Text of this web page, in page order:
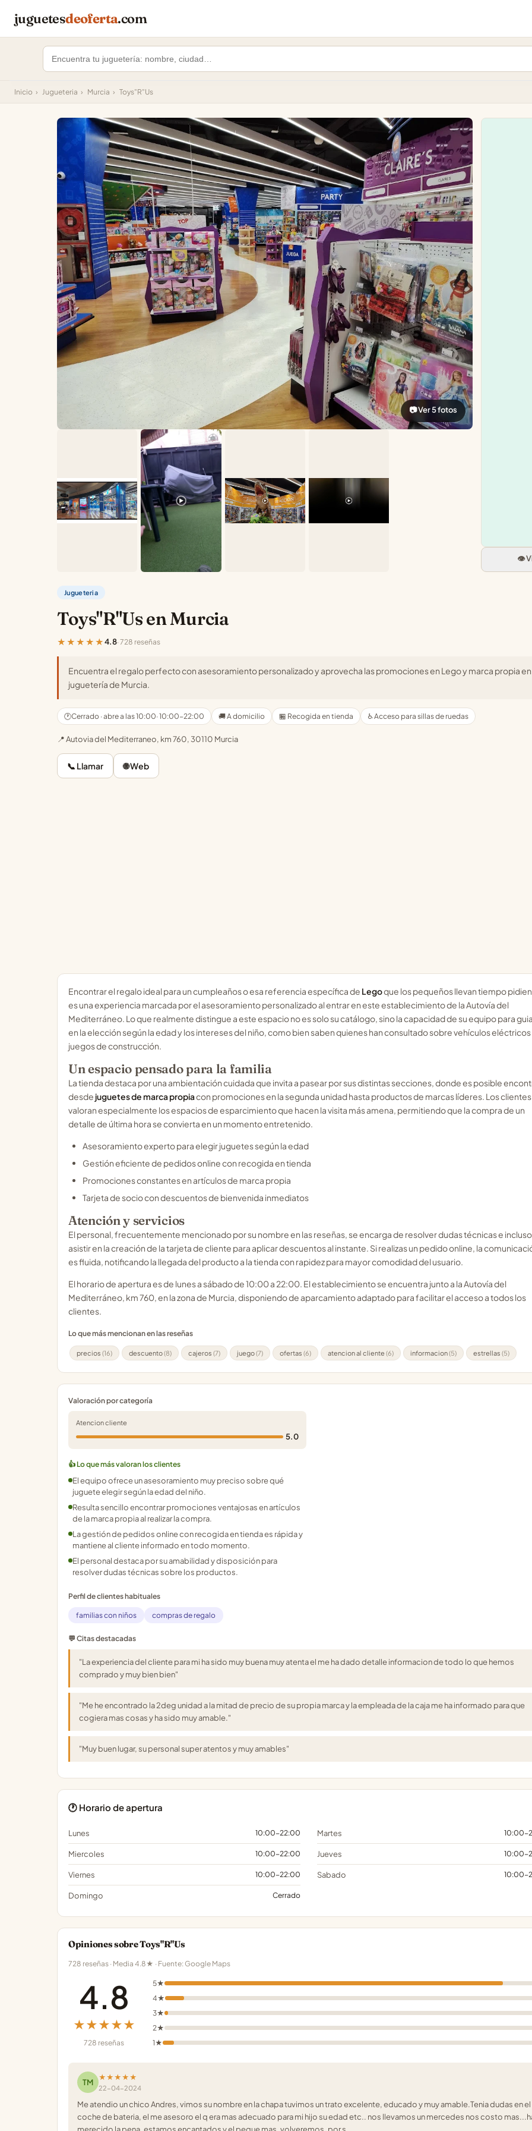
juguetesdeoferta.com
Inicio › Jugueteria › Murcia › Toys"R"Us
📷 Ver 5 fotos
👁️
Jugueteria
Toys"R"Us en Murcia
★★★★★4.8· 728 reseñas
Encuentra el regalo perfecto con asesoramiento personalizado y aprovecha las promociones en Lego y marca propia
juguetería de Murcia.
🕐Cerrado · abre a las 10:00· 10:00-22:00 🚚 A domicilio 🏪 Recogida en tienda ♿ Acceso para sillas de ruedas
📍 Autovia del Mediterraneo, km 760, 30110 Murcia
📞 Llamar 🌐 Web
Encontrar el regalo ideal para un cumpleaños o esa referencia específica de Legoque los pequeños llevan tiempo
es una experiencia marcada por el asesoramiento personalizado al entrar en este establecimiento de la Autovía del
Mediterráneo. Lo que realmente distingue a este espacio no es solo su catálogo, sino la capacidad de su equipo para
en la elección según la edad y los intereses del niño, como bien saben quienes han consultado sobre vehículos eléctricos
juegos de construcción.
Un espacio pensado para la familia
La tienda destaca por una ambientación cuidada que invita a pasear por sus distintas secciones, donde es posible
desde juguetes de marca propiacon promociones en la segunda unidad hasta productos de marcas líderes. Los clientes
valoran especialmente los espacios de esparcimiento que hacen la visita más amena, permitiendo que la compra de un
detalle de última hora se convierta en un momento entretenido.
Asesoramiento experto para elegir juguetes según la edad
Gestión eficiente de pedidos online con recogida en tienda
Promociones constantes en artículos de marca propia
Tarjeta de socio con descuentos de bienvenida inmediatos
Atención y servicios
El personal, frecuentemente mencionado por su nombre en las reseñas, se encarga de resolver dudas técnicas e
asistir en la creación de la tarjeta de cliente para aplicar descuentos al instante. Si realizas un pedido online, la
es fluida, notificando la llegada del producto a la tienda con rapidez para mayor comodidad del usuario.
El horario de apertura es de lunes a sábado de 10:00 a 22:00. El establecimiento se encuentra junto a la Autovía del
Mediterráneo, km 760, en la zona de Murcia, disponiendo de aparcamiento adaptado para facilitar el acceso a todos los
clientes.
Lo que más mencionan en las reseñas
precios (16) descuento(8) cajeros (7) juego(7) ofertas (6) atencion al cliente (6) informacion(5) estrellas (5)
Valoración por categoría
Atencion cliente
5.0
👍 Lo que más valoran los clientes
El equipo ofrece un asesoramiento muy preciso sobre qué
juguete elegir según la edad del niño.
Resulta sencillo encontrar promociones ventajosas en artículos
de la marca propia al realizar la compra.
La gestión de pedidos online con recogida en tienda es rápida y
mantiene al cliente informado en todo momento.
El personal destaca por su amabilidad y disposición para
resolver dudas técnicas sobre los productos.
Perfil de clientes habituales
familias con niños compras de regalo
💬 Citas destacadas
"La experiencia del cliente para mi ha sido muy buena muy atenta el me ha dado detalle informacion de todo lo que hemos
comprado y muy bien bien"
"Me he encontrado la 2deg unidad a la mitad de precio de su propia marca y la empleada de la caja me ha informado para que
cogiera mas cosas y ha sido muy amable."
"Muy buen lugar, su personal super atentos y muy amables"
🕐 Horario de apertura
Lunes 10:00-22:00 Martes 10:00-
Miercoles 10:00-22:00 Jueves 10:00-
Viernes 10:00-22:00 Sabado 10:00-
Domingo Cerrado
Opiniones sobre Toys"R"Us
728 reseñas · Media 4.8★ · Fuente: Google Maps
4.8
★★★★★
728 reseñas
5★
4★
3★
2★
1★
TM
★★★★★
22-04-2024
Me atendio un chico Andres, vimos su nombre en la chapa tuvimos un trato excelente, educado y muy amable.Tenia dudas en el
coche de bateria, el me asesoro el q era mas adecuado para mi hijo su edad etc.. nos llevamos un mercedes nos costo